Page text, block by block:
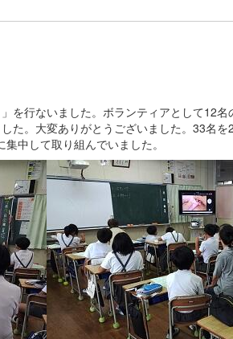
を行ないました。ボランティアとして12
た。大変ありがとうございました。33名を
中して取り組んでいました。